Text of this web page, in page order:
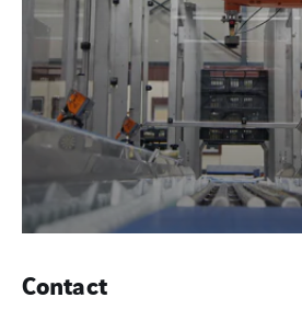
Contact